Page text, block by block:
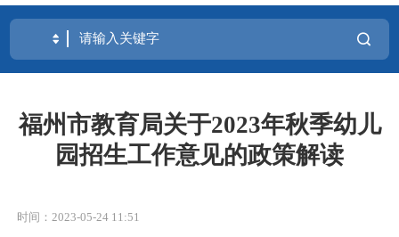
福州市教育局关于2023年秋季幼儿
园招生工作意见的政策解读
时间：2023-05-24 11:51